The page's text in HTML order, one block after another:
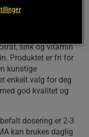
valg for både
har et aktivt liv, og
sink og vitamin
Produktet er fri for
kunstige
enkelt valg for deg
god kvalitet og
dosering er 2-3
kan brukes daglig